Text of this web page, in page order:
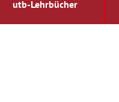
utb-Lehrbücher